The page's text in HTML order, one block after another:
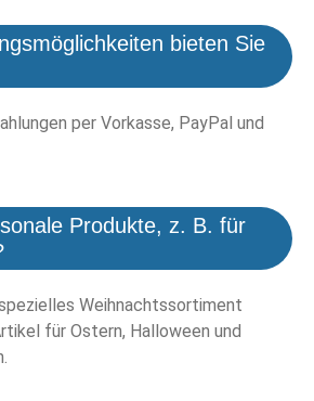
bieten Sie
per Vorkasse, PayPal und
Produkte, z. B. für
Weihnachtssortiment
für Ostern, Halloween und